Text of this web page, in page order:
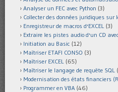
Analyser un FEC avec Python (3)
Collecter des données juridiques sur
Enregistreur de macros d'EXCEL (3)
Extraire les pistes audio d'un CD
Initiation au Basic (12)
Maîtriser ETAFI CONSO (3)
Maîtriser EXCEL (65)
Maîtriser le langage de requête SQL
Modernisation des états financiers
Programmer en VBA (46)